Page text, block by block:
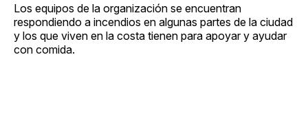
Los equipos de la organización se encuentran
respondiendo a incendios en algunas partes de la ciudad
y los que viven en la costa tienen para apoyar y ayudar
con comida.